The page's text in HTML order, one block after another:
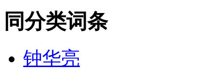
同分类词条
钟华亮